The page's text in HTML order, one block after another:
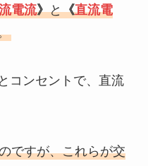
電流》と《直流電
コンセントで、直流
ですが、これらが交